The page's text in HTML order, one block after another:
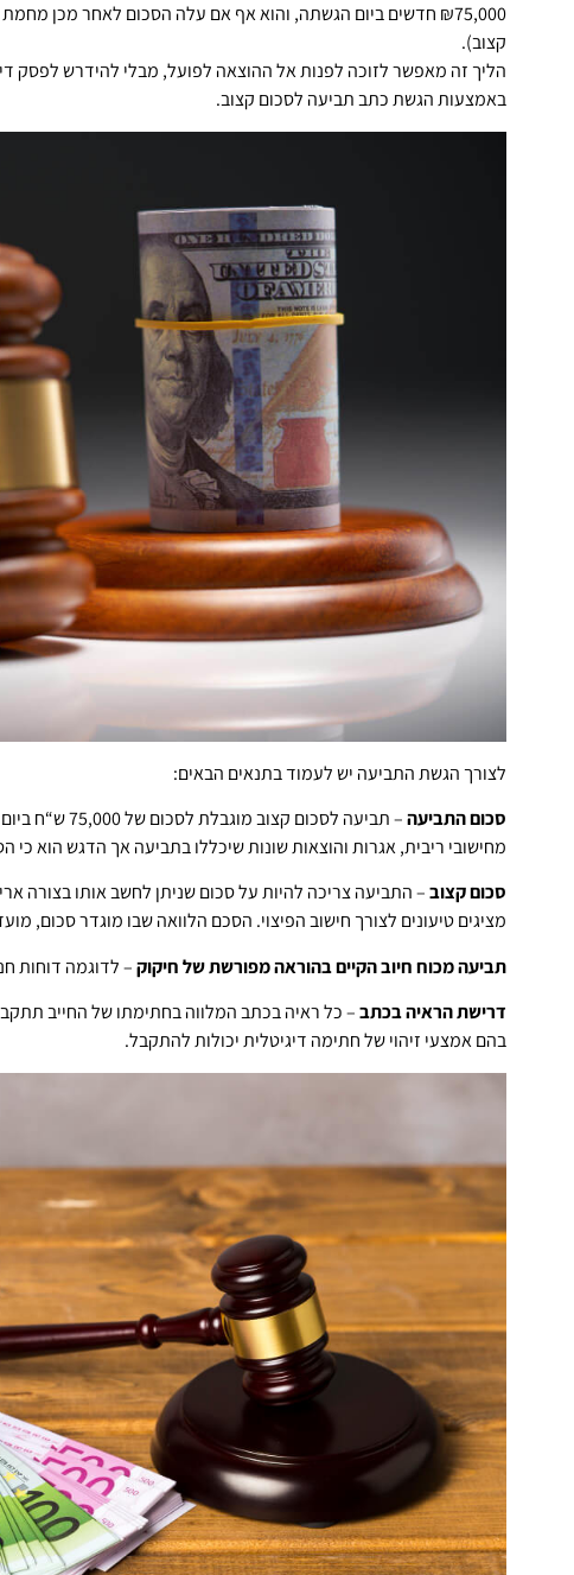
₪75,000 חדשים ביום הגשתה, והוא אף אם עלה הסכום לאחר מכן
קצוב).
הליך זה מאפשר לזוכה לפנות אל ההוצאה לפועל, מבלי להידרש לפסק
באמצעות הגשת כתב תביעה לסכום קצוב.
לצורך הגשת התביעה יש לעמוד בתנאים הבאים:
סכום התביעה
– תביעה לסכום
מחישובי ריבית, אגרות והוצאות שונות שיכללו בתביעה אך הדגש הוא כי הסכום לא יכול
סכום קצוב– התביעה צריכה להיות על סכום שניתן לחשב אותו בצורה
מציגים טיעונים לצורך חישוב הפיצוי. הסכם הלוואה שבו מוגדר סכום,
תביעה מכוח חיוב הקיים בהוראה מפורשת של חיקוק– לדוגמה דוחות
דרישת הראיה בכתב
בהם אמצעי זיהוי של חתימה דיגיטלית יכולות להתקבל.